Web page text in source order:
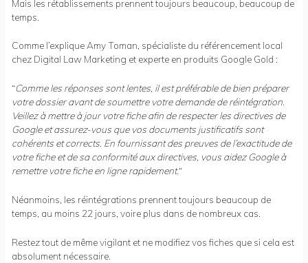
Mais les rétablissements prennent toujours beaucoup, beaucoup de
temps.
Comme l’explique Amy Toman, spécialiste du référencement local
chez Digital Law Marketing et experte en produits Google Gold :
“Comme les réponses sont lentes, il est préférable de bien préparer
votre dossier avant de soumettre votre demande de réintégration.
Veillez à mettre à jour votre fiche afin de respecter les directives de
Google et assurez-vous que vos documents justificatifs sont
cohérents et corrects. En fournissant des preuves de l’exactitude de
votre fiche et de sa conformité aux directives, vous aidez Google à
remettre votre fiche en ligne rapidement.“
Néanmoins, les réintégrations prennent toujours beaucoup de
temps, au moins 22 jours, voire plus dans de nombreux cas.
Restez tout de même vigilant et ne modifiez vos fiches que si cela est
absolument nécessaire.